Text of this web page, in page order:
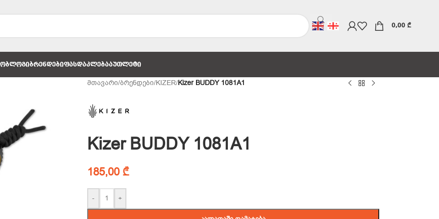
0,00 ₾
ᲑᲚᲝᲒᲘᲑᲠᲔᲜᲓᲔᲑᲘᲤᲐᲡᲓᲐᲙᲚᲔᲑᲐᲐᲣᲗᲚᲔᲢᲘ
მთავარი/ბრენდები/KIZER/Kizer BUDDY 1081A1
Kizer BUDDY 1081A1
185,00 ₾
- +